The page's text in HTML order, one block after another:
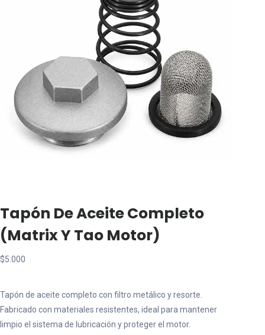
Tapón De Aceite Completo
(matrix Y Tao Motor)
$5.000
Tapón de aceite completo con filtro metálico y resorte.
Fabricado con materiales resistentes, ideal para mantener
limpio el sistema de lubricación y proteger el motor.